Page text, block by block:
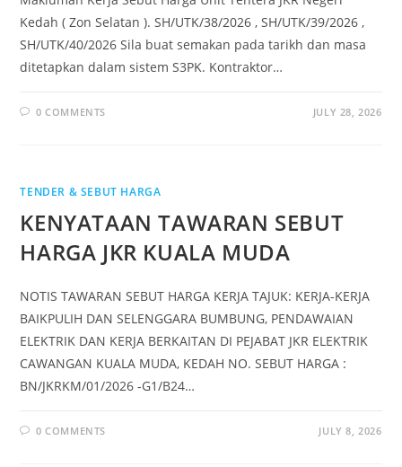
Kedah ( Zon Selatan ). SH/UTK/38/2026 , SH/UTK/39/2026 ,
SH/UTK/40/2026 Sila buat semakan pada tarikh dan masa
ditetapkan dalam sistem S3PK. Kontraktor…
0 COMMENTS JULY 28, 2026
TENDER & SEBUT HARGA
KENYATAAN TAWARAN SEBUT
HARGA JKR KUALA MUDA
NOTIS TAWARAN SEBUT HARGA KERJA TAJUK: KERJA-KERJA
BAIKPULIH DAN SELENGGARA BUMBUNG, PENDAWAIAN
ELEKTRIK DAN KERJA BERKAITAN DI PEJABAT JKR ELEKTRIK
CAWANGAN KUALA MUDA, KEDAH NO. SEBUT HARGA :
BN/JKRKM/01/2026 -G1/B24…
0 COMMENTS JULY 8, 2026